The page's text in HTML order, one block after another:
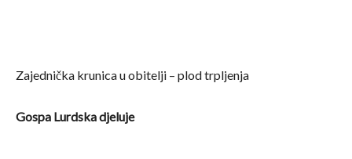
Zajednička krunica u obitelji – plod trpljenja
Gospa Lurdska djeluje